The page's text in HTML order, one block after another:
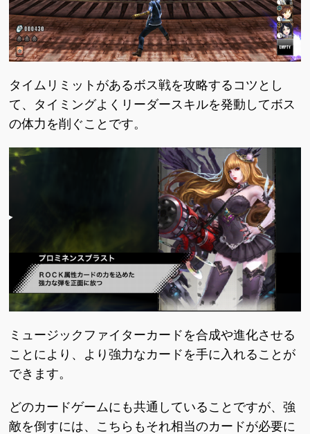
タイムリミットがあるボス戦を攻略するコツとし
て、タイミングよくリーダースキルを発動してボス
の体力を削ぐことです。
ミュージックファイターカードを合成や進化させる
ことにより、より強力なカードを手に入れることが
できます。
どのカードゲームにも共通していることですが、強
敵を倒すには、こちらもそれ相当のカードが必要に